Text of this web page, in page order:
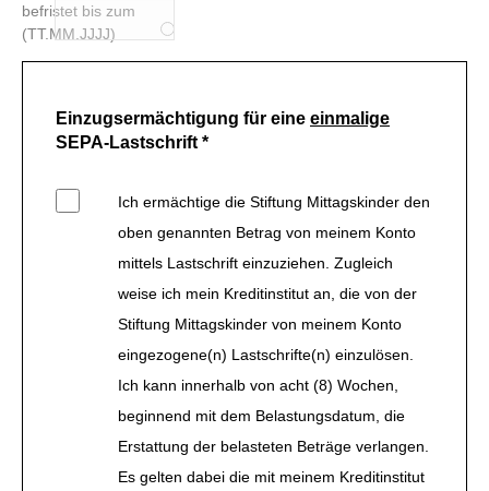
befristet bis zum
(TT.MM.JJJJ)
Einzugsermächtigung für eine einmalige
SEPA-Lastschrift *
Ich ermächtige die Stiftung Mittagskinder den
oben genannten Betrag von meinem Konto
mittels Lastschrift einzuziehen. Zugleich
weise ich mein Kreditinstitut an, die von der
Stiftung Mittagskinder von meinem Konto
eingezogene(n) Lastschrifte(n) einzulösen.
Ich kann innerhalb von acht (8) Wochen,
beginnend mit dem Belastungsdatum, die
Erstattung der belasteten Beträge verlangen.
Es gelten dabei die mit meinem Kreditinstitut